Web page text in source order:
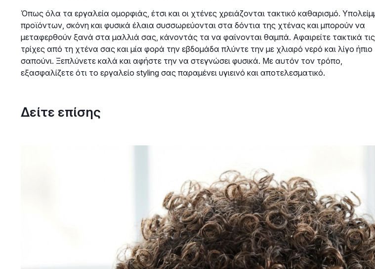
Όπως όλα τα εργαλεία ομορφιάς, έτσι και οι χτένες χρειάζονται τακτικό καθαρισμό.
προϊόντων, σκόνη και φυσικά έλαια συσσωρεύονται στα δόντια της χτένας και μπορούν να
μεταφερθούν ξανά στα μαλλιά σας, κάνοντάς τα να φαίνονται θαμπά. Αφαιρείτε τακτικά τις
τρίχες από τη χτένα σας και μία φορά την εβδομάδα πλύντε την με χλιαρό νερό και λίγο ήπιο
σαπούνι. Ξεπλύνετε καλά και αφήστε την να στεγνώσει φυσικά. Με αυτόν τον τρόπο,
εξασφαλίζετε ότι το εργαλείο styling σας παραμένει υγιεινό και αποτελεσματικό.
Δείτε επίσης